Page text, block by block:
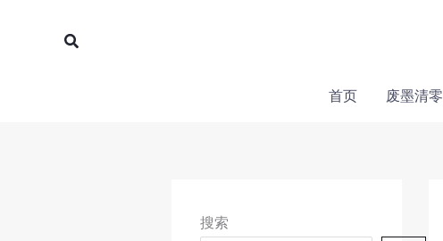
搜
首页 废墨清零
搜索